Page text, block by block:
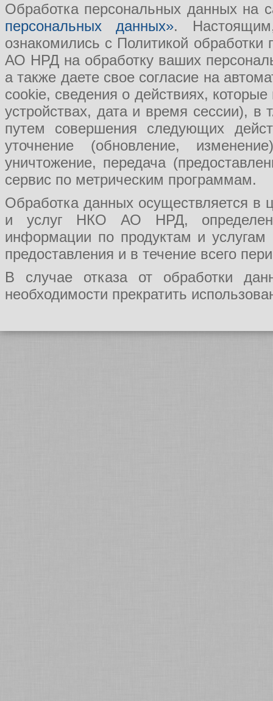
Обработка персональных данных на
персональных данных».
ознакомились с Политикой
АО НРД на обработку ваших
а также даете свое согласие на
cookie, сведения о действиях,
устройствах, дата и время сессии), в
путем совершения следующих
уточнение (обновление,
уничтожение, передача
сервис по метрическим программам.
Обработка данных осуществляется в
и услуг НКО АО НРД, определения
информации по продуктам и
предоставления и в течение всего
В случае отказа от обработки
необходимости прекратить